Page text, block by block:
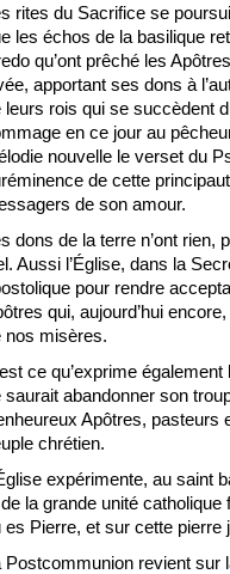
rites du Sacrifice se
les échos de la basilique
qu’ont prêché les
apportant ses dons à
leurs rois qui se succèdent
en ce jour au
nouvelle le verset du
de cette
de son amour.
dons de la terre n’ont
Aussi l’Église, dans la
pour rendre
qui, aujourd’hui
nos misères.
ce qu’exprime
saurait abandonner son
Apôtres, pasteurs
chrétien.
expérimente, au saint
la grande unité
es Pierre, et sur cette pierre
Postcommunion revient sur